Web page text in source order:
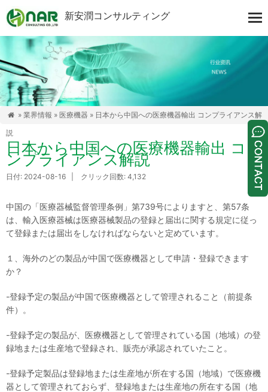
新安潤コンサルティング
 » 業界情報 » 医療機器 » 日本から中国への医療機器輸出 コンプライアンス解
説
日本から中国への医療機器輸出 コ
ンプライアンス解説
日付: 2024-08-16 | クリック回数: 4,132
中国の「医療器械監督管理条例」第739号によりますと、第57条
は、輸入医療器械は医療器械製品の登録と届出に関する規定に従っ
て登録または届出をしなければならないと定めています。
１、海外のどの製品が中国で医療機器として申請・登録できます
か？
-登録予定の製品が中国で医療機器として管理されること（前提条
件）。
-登録予定の製品が、医療機器として管理されている国（地域）の登
録地または生産地で登録され、販売が承認されていたこと。
-登録予定製品は登録地または生産地が所在する国（地域）で医療機
器として管理されておらず、登録地または生産地の所在する国（地